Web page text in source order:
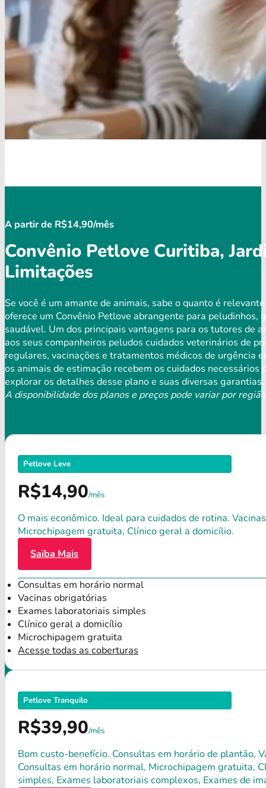
A partir de R$14,90/mês
Convênio Petlove Curitiba,
Limitações
Se você é um amante de animais, sabe o quanto é
oferece um Convênio Petlove abrangente para
saudável. Um dos principais vantagens para os tutores de
aos seus companheiros peludos cuidados veterinários de
regulares, vacinações e tratamentos médicos de urgência
os animais de estimação recebem os cuidados
explorar os detalhes desse plano e suas diversas garantias.
A disponibilidade dos planos e preços pode variar por
Petlove Leve
R$14,90/mês
O mais econômico. Ideal para cuidados de rotina.
Microchipagem gratuita, Clínico geral a domicílio.
Saiba Mais
Consultas em horário normal
Vacinas obrigatórias
Exames laboratoriais simples
Clínico geral a domicílio
Microchipagem gratuita
Acesse todas as coberturas
Petlove Tranquilo
R$39,90/mês
Bom custo-benefício. Consultas em horário de plantão,
Consultas em horário normal, Microchipagem gratuita,
simples, Exames laboratoriais complexos, Exames de